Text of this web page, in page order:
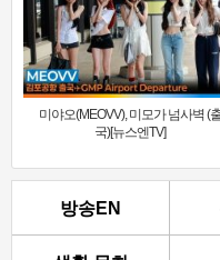
미야오(MEOVV), 미모가 넘사벽 (
국)[뉴스엔TV]
방송EN